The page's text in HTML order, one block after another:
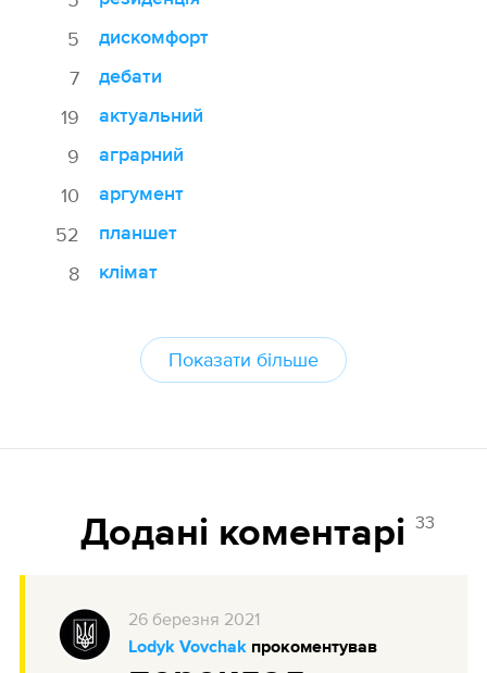
5
дискомфорт
7
дебати
19
актуальний
9
аграрний
10
аргумент
52
планшет
8
клімат
Показати більше
Додані коментарі 33
26 березня 2021
Lodyk Vovchakпрокоментував